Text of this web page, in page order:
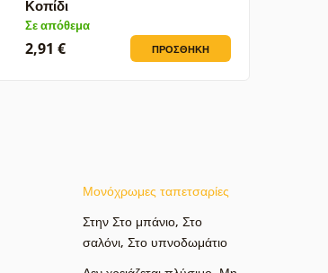
Κοπίδι
Σε απόθεμα
2,91 € ΠΡΟΣΘΉΚΗ
Μονόχρωμες ταπετσαρίες
Στην Στο μπάνιο, Στο
σαλόνι, Στο υπνοδωμάτιο